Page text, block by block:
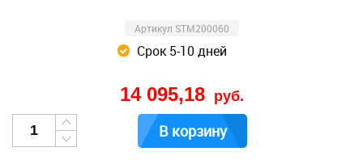
Артикул STM200060
Срок 5-10 дней
14 095,18 руб.
В корзину